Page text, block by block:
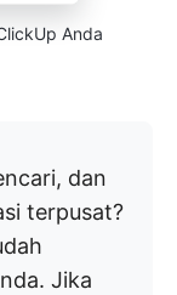
Anda
dan
terpusat?
Jika